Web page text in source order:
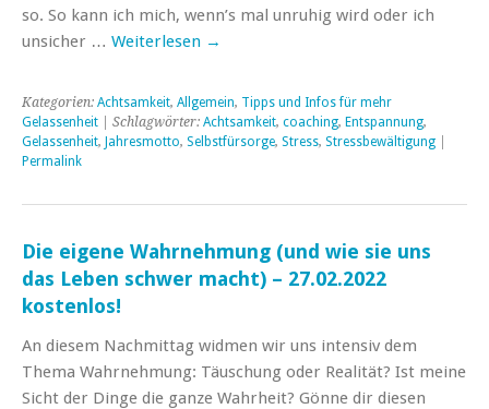
so. So kann ich mich, wenn’s mal unruhig wird oder ich
unsicher … Weiterlesen →
Kategorien: Achtsamkeit, Allgemein, Tipps und Infos für mehr
Gelassenheit | Schlagwörter: Achtsamkeit, coaching, Entspannung,
Gelassenheit, Jahresmotto, Selbstfürsorge, Stress, Stressbewältigung
Permalink
Die eigene Wahrnehmung (und wie sie uns
das Leben schwer macht) – 27.02.2022
kostenlos!
An diesem Nachmittag widmen wir uns intensiv dem
Thema Wahrnehmung: Täuschung oder Realität? Ist meine
Sicht der Dinge die ganze Wahrheit? Gönne dir diesen